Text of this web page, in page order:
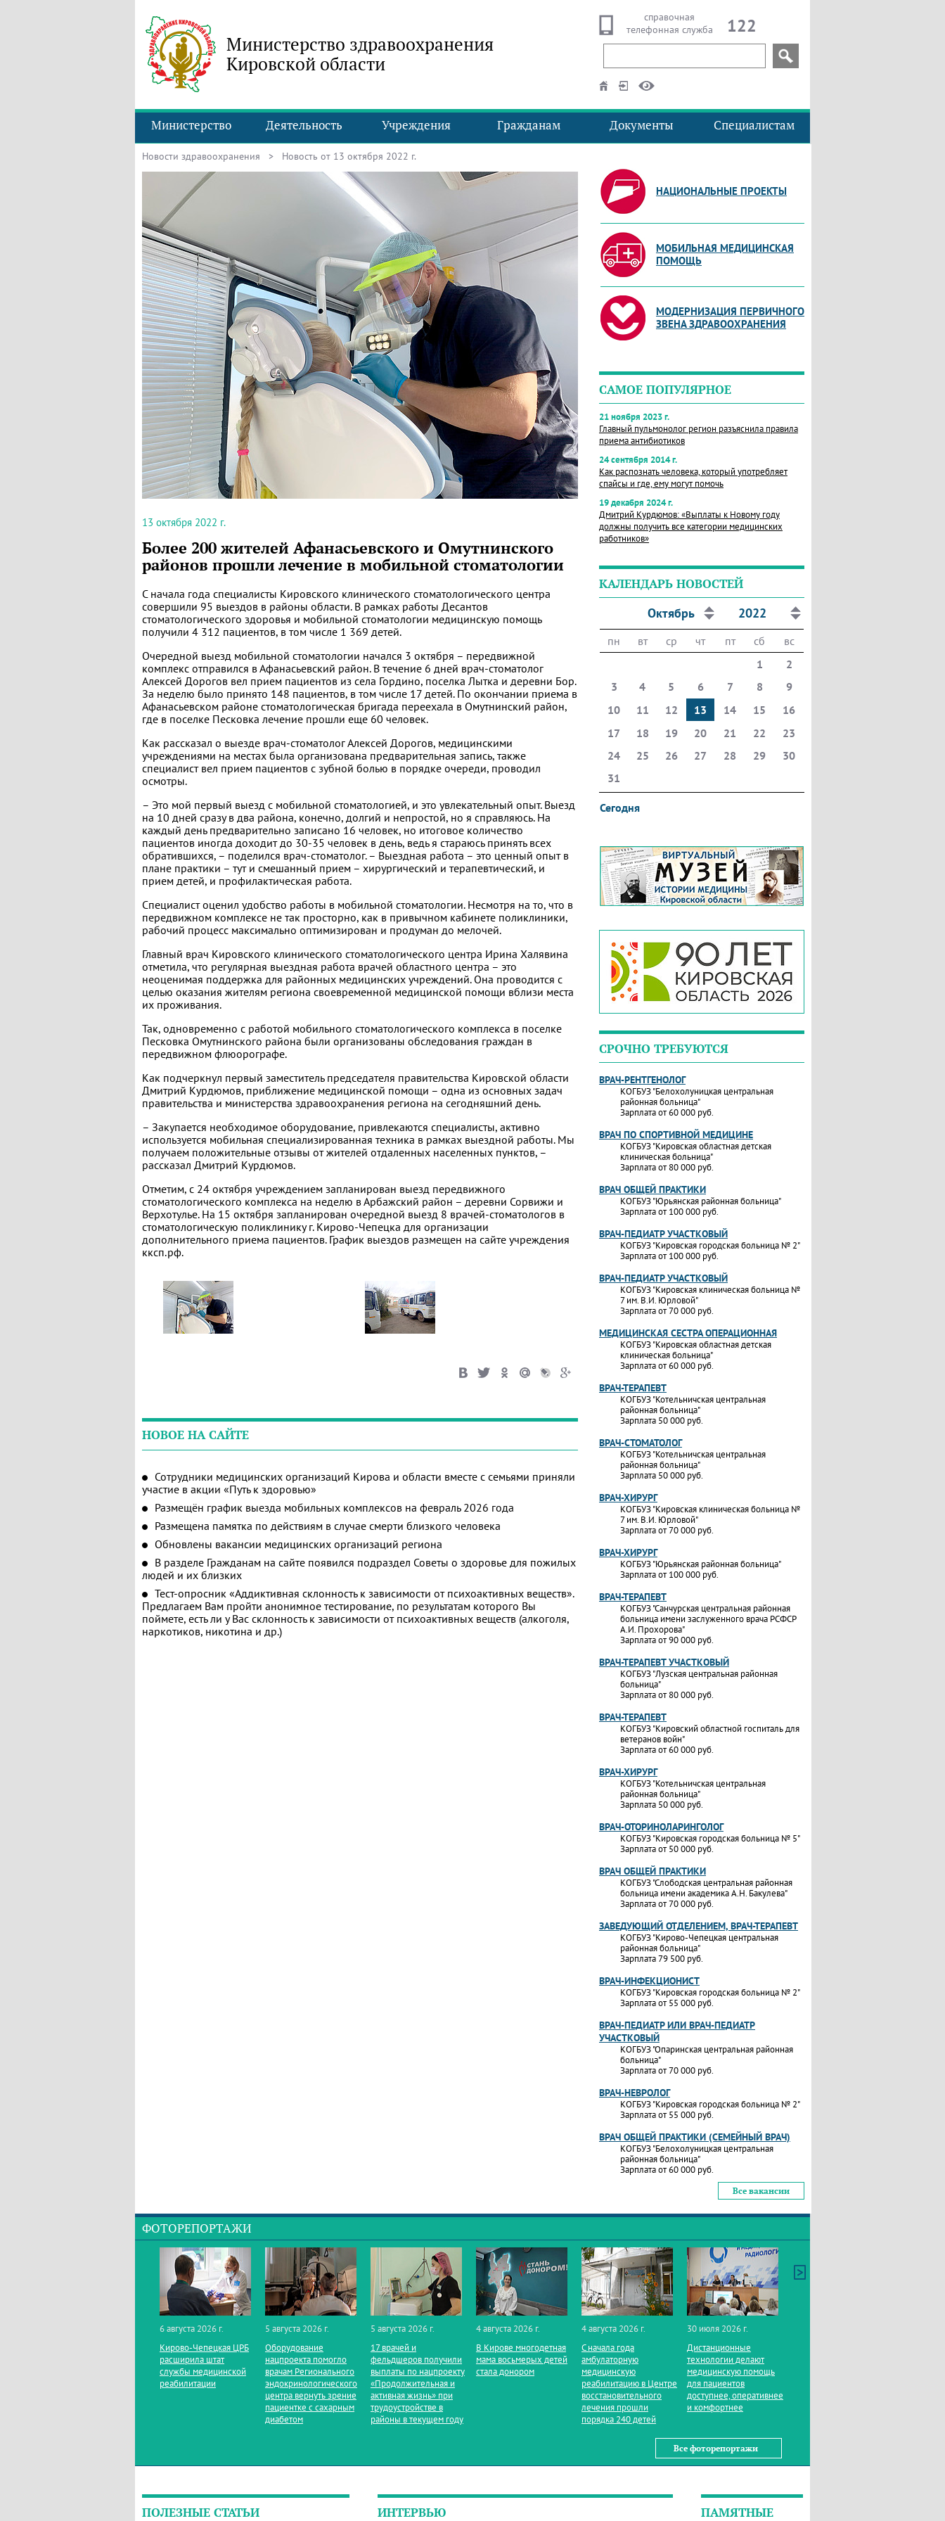
Министерство здравоохранения
Кировской области
справочная
телефонная служба
122
Министерство Деятельность Учреждения Гражданам Документы Специалистам
Новости здравоохранения > Новость от 13 октября 2022 г.
13 октября 2022 г.
Более 200 жителей Афанасьевского и Омутнинского
районов прошли лечение в мобильной стоматологии
С начала года специалисты Кировского клинического стоматологического центра
совершили 95 выездов в районы области. В рамках работы Десантов
стоматологического здоровья и мобильной стоматологии медицинскую помощь
получили 4 312 пациентов, в том числе 1 369 детей.
Очередной выезд мобильной стоматологии начался 3 октября – передвижной
комплекс отправился в Афанасьевский район. В течение 6 дней врач-стоматолог
Алексей Дорогов вел прием пациентов из села Гордино, поселка Лытка и деревни Бор.
За неделю было принято 148 пациентов, в том числе 17 детей. По окончании приема в
Афанасьевском районе стоматологическая бригада переехала в Омутнинский район,
где в поселке Песковка лечение прошли еще 60 человек.
Как рассказал о выезде врач-стоматолог Алексей Дорогов, медицинскими
учреждениями на местах была организована предварительная запись, также
специалист вел прием пациентов с зубной болью в порядке очереди, проводил
осмотры.
– Это мой первый выезд с мобильной стоматологией, и это увлекательный опыт. Выезд
на 10 дней сразу в два района, конечно, долгий и непростой, но я справляюсь. На
каждый день предварительно записано 16 человек, но итоговое количество
пациентов иногда доходит до 30-35 человек в день, ведь я стараюсь принять всех
обратившихся, – поделился врач-стоматолог. – Выездная работа – это ценный опыт в
плане практики – тут и смешанный прием – хирургический и терапевтический, и
прием детей, и профилактическая работа.
Специалист оценил удобство работы в мобильной стоматологии. Несмотря на то, что в
передвижном комплексе не так просторно, как в привычном кабинете поликлиники,
рабочий процесс максимально оптимизирован и продуман до мелочей.
Главный врач Кировского клинического стоматологического центра Ирина Халявина
отметила, что регулярная выездная работа врачей областного центра – это
неоценимая поддержка для районных медицинских учреждений. Она проводится с
целью оказания жителям региона своевременной медицинской помощи вблизи места
их проживания.
Так, одновременно с работой мобильного стоматологического комплекса в поселке
Песковка Омутнинского района были организованы обследования граждан в
передвижном флюорографе.
Как подчеркнул первый заместитель председателя правительства Кировской области
Дмитрий Курдюмов, приближение медицинской помощи – одна из основных задач
правительства и министерства здравоохранения региона на сегодняшний день.
– Закупается необходимое оборудование, привлекаются специалисты, активно
используется мобильная специализированная техника в рамках выездной работы. Мы
получаем положительные отзывы от жителей отдаленных населенных пунктов, –
рассказал Дмитрий Курдюмов.
Отметим, с 24 октября учреждением запланирован выезд передвижного
стоматологического комплекса на неделю в Арбажский район – деревни Сорвижи и
Верхотулье. На 15 октября запланирован очередной выезд 8 врачей-стоматологов в
стоматологическую поликлинику г. Кирово-Чепецка для организации
дополнительного приема пациентов. График выездов размещен на сайте учреждения
кксп.рф.
НОВОЕ НА САЙТЕ
Сотрудники медицинских организаций Кирова и области вместе с семьями приняли
участие в акции «Путь к здоровью»
Размещён график выезда мобильных комплексов на февраль 2026 года
Размещена памятка по действиям в случае смерти близкого человека
Обновлены вакансии медицинских организаций региона
В разделе Гражданам на сайте появился подраздел Советы о здоровье для пожилых
людей и их близких
Тест-опросник «Аддиктивная склонность к зависимости от психоактивных веществ».
Предлагаем Вам пройти анонимное тестирование, по результатам которого Вы
поймете, есть ли у Вас склонность к зависимости от психоактивных веществ (алкоголя,
наркотиков, никотина и др.)
НАЦИОНАЛЬНЫЕ ПРОЕКТЫ
МОБИЛЬНАЯ МЕДИЦИНСКАЯ
ПОМОЩЬ
МОДЕРНИЗАЦИЯ ПЕРВИЧНОГО
ЗВЕНА ЗДРАВООХРАНЕНИЯ
САМОЕ ПОПУЛЯРНОЕ
21 ноября 2023 г.
Главный пульмонолог регион разъяснила правила
приема антибиотиков
24 сентября 2014 г.
Как распознать человека, который употребляет
спайсы и где, ему могут помочь
19 декабря 2024 г.
Дмитрий Курдюмов: «Выплаты к Новому году
должны получить все категории медицинских
работников»
КАЛЕНДАРЬ НОВОСТЕЙ
Октябрь 2022
пн вт ср чт пт сб
вс
1
2
3
4 5 6 7 8
9
10
11 12 13 14 15
16
17
18 19 20 21 22
23
24
25 26 27 28 29
30
31
Сегодня
СРОЧНО ТРЕБУЮТСЯ
ВРАЧ-РЕНТГЕНОЛОГ
КОГБУЗ "Белохолуницкая центральная
районная больница"
Зарплата от 60 000 руб.
ВРАЧ ПО СПОРТИВНОЙ МЕДИЦИНЕ
КОГБУЗ "Кировская областная детская
клиническая больница"
Зарплата от 80 000 руб.
ВРАЧ ОБЩЕЙ ПРАКТИКИ
КОГБУЗ "Юрьянская районная больница"
Зарплата от 100 000 руб.
ВРАЧ-ПЕДИАТР УЧАСТКОВЫЙ
КОГБУЗ "Кировская городская больница № 2"
Зарплата от 100 000 руб.
ВРАЧ-ПЕДИАТР УЧАСТКОВЫЙ
КОГБУЗ "Кировская клиническая больница №
7 им. В.И. Юрловой"
Зарплата от 70 000 руб.
МЕДИЦИНСКАЯ СЕСТРА ОПЕРАЦИОННАЯ
КОГБУЗ "Кировская областная детская
клиническая больница"
Зарплата от 60 000 руб.
ВРАЧ-ТЕРАПЕВТ
КОГБУЗ "Котельничская центральная
районная больница"
Зарплата 50 000 руб.
ВРАЧ-СТОМАТОЛОГ
КОГБУЗ "Котельничская центральная
районная больница"
Зарплата 50 000 руб.
ВРАЧ-ХИРУРГ
КОГБУЗ "Кировская клиническая больница №
7 им. В.И. Юрловой"
Зарплата от 70 000 руб.
ВРАЧ-ХИРУРГ
КОГБУЗ "Юрьянская районная больница"
Зарплата от 100 000 руб.
ВРАЧ-ТЕРАПЕВТ
КОГБУЗ "Санчурская центральная районная
больница имени заслуженного врача РСФСР
А.И. Прохорова"
Зарплата от 90 000 руб.
ВРАЧ-ТЕРАПЕВТ УЧАСТКОВЫЙ
КОГБУЗ "Лузская центральная районная
больница"
Зарплата от 80 000 руб.
ВРАЧ-ТЕРАПЕВТ
КОГБУЗ "Кировский областной госпиталь для
ветеранов войн"
Зарплата от 60 000 руб.
ВРАЧ-ХИРУРГ
КОГБУЗ "Котельничская центральная
районная больница"
Зарплата 50 000 руб.
ВРАЧ-ОТОРИНОЛАРИНГОЛОГ
КОГБУЗ "Кировская городская больница № 5"
Зарплата от 50 000 руб.
ВРАЧ ОБЩЕЙ ПРАКТИКИ
КОГБУЗ "Слободская центральная районная
больница имени академика А.Н. Бакулева"
Зарплата от 70 000 руб.
ЗАВЕДУЮЩИЙ ОТДЕЛЕНИЕМ, ВРАЧ-ТЕРАПЕВТ
КОГБУЗ "Кирово-Чепецкая центральная
районная больница"
Зарплата 79 500 руб.
ВРАЧ-ИНФЕКЦИОНИСТ
КОГБУЗ "Кировская городская больница № 2"
Зарплата от 55 000 руб.
ВРАЧ-ПЕДИАТР ИЛИ ВРАЧ-ПЕДИАТР
УЧАСТКОВЫЙ
КОГБУЗ "Опаринская центральная районная
больница"
Зарплата от 70 000 руб.
ВРАЧ-НЕВРОЛОГ
КОГБУЗ "Кировская городская больница № 2"
Зарплата от 55 000 руб.
ВРАЧ ОБЩЕЙ ПРАКТИКИ (СЕМЕЙНЫЙ ВРАЧ)
КОГБУЗ "Белохолуницкая центральная
районная больница"
Зарплата от 60 000 руб.
Все вакансии
ФОТОРЕПОРТАЖИ
6 августа 2026 г.
Кирово‑Чепецкая ЦРБ
расширила штат
службы медицинской
реабилитации
5 августа 2026 г.
Оборудование
нацпроекта помогло
врачам Регионального
эндокринологического
центра вернуть зрение
пациентке с сахарным
диабетом
5 августа 2026 г.
17 врачей и
фельдшеров получили
выплаты по нацпроекту
«Продолжительная и
активная жизнь» при
трудоустройстве в
районы в текущем году
4 августа 2026 г.
В Кирове многодетная
мама восьмерых детей
стала донором
4 августа 2026 г.
С начала года
амбулаторную
медицинскую
реабилитацию в Центре
восстановительного
лечения прошли
порядка 240 детей
30 июля 2026 г.
Дистанционные
технологии делают
медицинскую помощь
для пациентов
доступнее, оперативнее
и комфортнее
Все фоторепортажи
ПОЛЕЗНЫЕ СТАТЬИ ИНТЕРВЬЮ
ПАМЯТНЫЕ